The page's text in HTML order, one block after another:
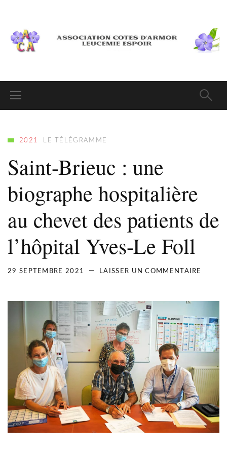
2021 LE TÉLÉGRAMME
Saint-Brieuc : une
biographe hospitalière
au chevet des patients de
l’hôpital Yves-Le Foll
29 SEPTEMBRE 2021 LAISSER UN COMMENTAIRE